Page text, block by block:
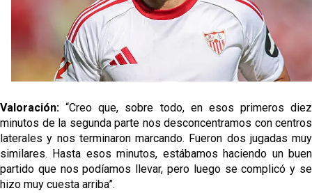
El Sevilla oficializa el traspaso de Sow
Miguel Sierra: La temporada pasada se vio
reflejado que podemos tirar para delante y
trabajamos con ilusión
mercado
OFICIAL | Juanlu se marcha al Bournemouth
Valoración: “Creo que, sobre todo, en esos primeros diez
minutos de la segunda parte nos desconcentramos con centros
laterales y nos terminaron marcando. Fueron dos jugadas muy
similares. Hasta esos minutos, estábamos haciendo un buen
partido que nos podíamos llevar, pero luego se complicó y se
hizo muy cuesta arriba”.